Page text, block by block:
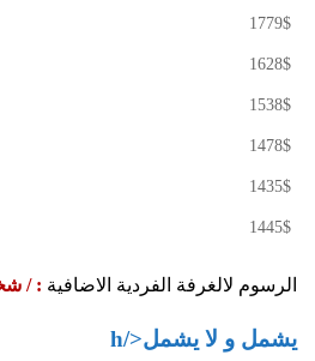
1779$
1628$
1538$
1478$
1435$
1445$
الرسوم لالغرفة الفردية الاضافية : /
يشمل و لا يشمل</h